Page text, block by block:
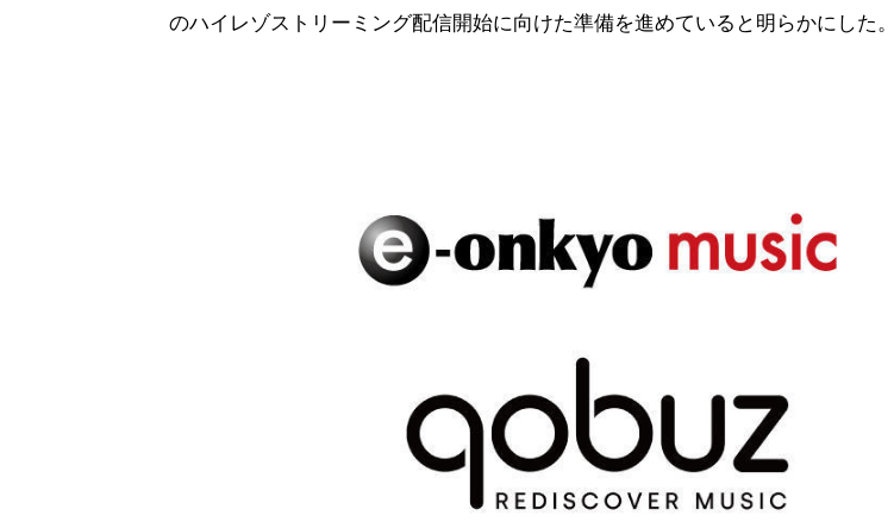
のハイレゾストリーミング配信開始に向けた準備を進めていると明らかにした。